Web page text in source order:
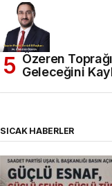
Özeren
Geleceğini
SICAK HABERLER